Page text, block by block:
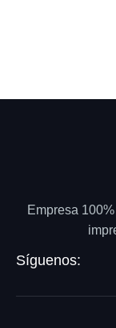
Empresa
Síguenos: